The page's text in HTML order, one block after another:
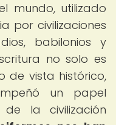
mundo, utilizado
por civilizaciones
babilonios y
no solo es
de vista histórico,
un papel
la civilización